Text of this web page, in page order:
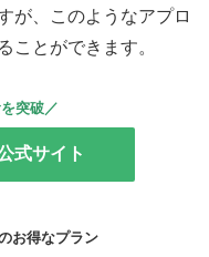
が、このようなアプロ
ことができます。
突破／
式サイト
お得なプラン